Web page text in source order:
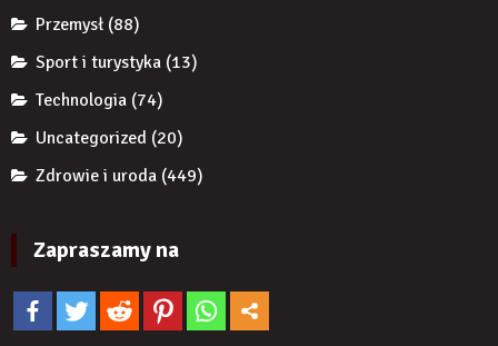
Przemysł (88)
Sport i turystyka (13)
Technologia (74)
Uncategorized (20)
Zdrowie i uroda (449)
Zapraszamy na